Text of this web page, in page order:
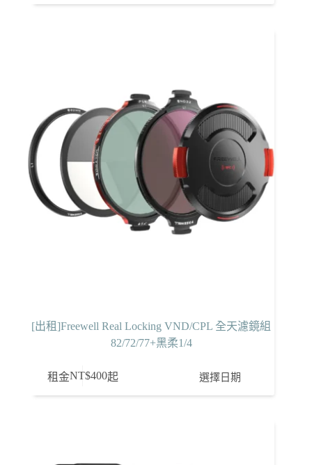
[出租]Freewell Real Locking VND/CPL 全天濾鏡組
82/72/77+黑柔1/4
租金NT$400起 選擇日期